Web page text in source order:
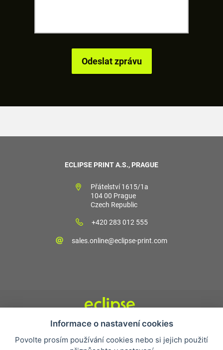
ECLIPSE PRINT A.S., PRAGUE
Přátelství 1615/1a
104 00 Prague
Czech Republic
+420 283 012 555
sales.online@eclipse-print.com
Obchodní podmínky
Nejčastější otázky
Informace o nastavení cookies
Povolte prosím používání cookies nebo si jejich použití